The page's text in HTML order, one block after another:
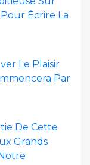
Écrire La
Le Plaisir
Par
De Cette
Grands